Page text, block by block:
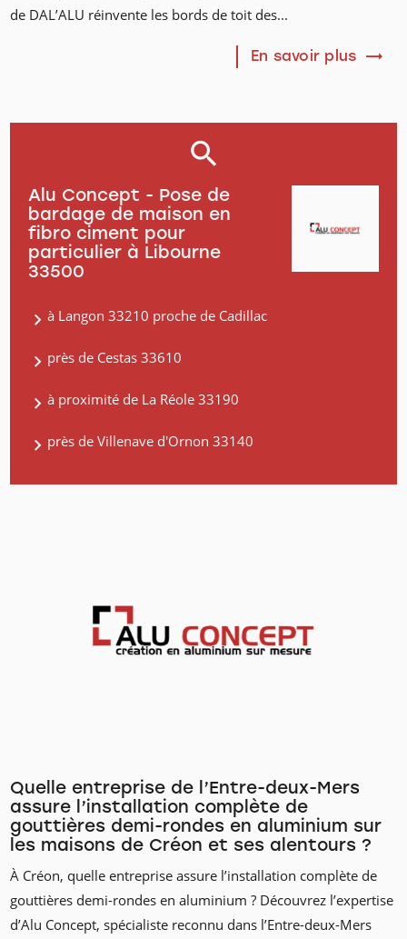
de DAL’ALU réinvente les bords de toit des...
En savoir plus
Alu Concept - Pose de
bardage de maison en
fibro ciment pour
particulier à Libourne
33500
à Langon 33210 proche de Cadillac
près de Cestas 33610
à proximité de La Réole 33190
près de Villenave d'Ornon 33140
Quelle entreprise de l’Entre-deux-Mers
assure l’installation complète de
gouttières demi-rondes en aluminium sur
les maisons de Créon et ses alentours ?
À Créon, quelle entreprise assure l’installation complète de
gouttières demi-rondes en aluminium ? Découvrez l’expertise
d’Alu Concept, spécialiste reconnu dans l’Entre-deux-Mers